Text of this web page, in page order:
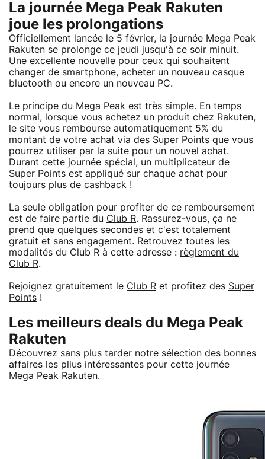
La journée Mega Peak Rakuten
joue les prolongations
Officiellement lancée le 5 février, la journée Mega Peak
Rakuten se prolonge ce jeudi jusqu'à ce soir minuit.
Une excellente nouvelle pour ceux qui souhaitent
changer de smartphone, acheter un nouveau casque
bluetooth ou encore un nouveau PC.
Le principe du Mega Peak est très simple. En temps
normal, lorsque vous achetez un produit chez Rakuten,
le site vous rembourse automatiquement 5% du
montant de votre achat via des Super Points que vous
pourrez utiliser par la suite pour un nouvel achat.
Durant cette journée spécial, un multiplicateur de
Super Points est appliqué sur chaque achat pour
toujours plus de cashback !
La seule obligation pour profiter de ce remboursement
est de faire partie du Club R. Rassurez-vous, ça ne
prend que quelques secondes et c'est totalement
gratuit et sans engagement. Retrouvez toutes les
modalités du Club R à cette adresse : règlement du
Club R.
Rejoignez gratuitement le Club R et profitez des Super
Points !
Les meilleurs deals du Mega Peak
Rakuten
Découvrez sans plus tarder notre sélection des bonnes
affaires les plius intéressantes pour cette journée
Mega Peak Rakuten.